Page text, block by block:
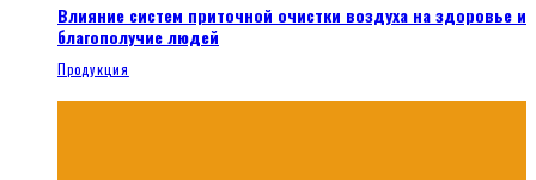
Влияние систем приточной очистки воздуха на здоровье и
благополучие людей
Продукция